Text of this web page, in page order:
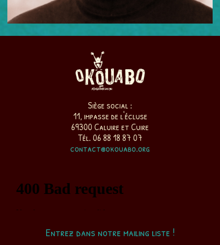
Siège social :
11, impasse de l'écluse
69300 Caluire et Cuire
Tél. 06 88 18 87 07
contact@okouabo.org
Entrez dans notre mailing liste !